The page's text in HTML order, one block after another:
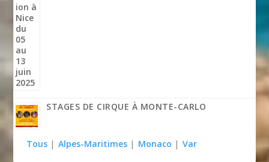
STAGES DE CIRQUE À MONTE-CARLO
Tous | Alpes-Maritimes | Monaco | Var